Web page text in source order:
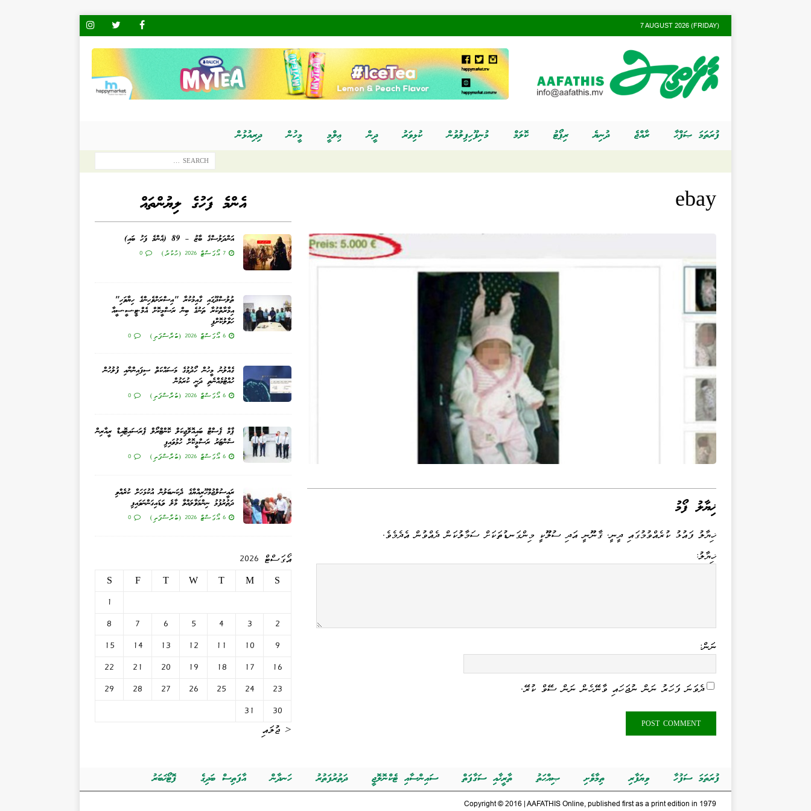
7 AUGUST 2026 (FRIDAY)
ފުރަތަމަ ޞަފްޙާ ރާއްޖެ ދުނިޔެ ރިޕޯޓު ކޮލަމް މުނިފޫހިފިލުވުން ކުޅިވަރު ދީން ޢިލްމީ މީހުން ދިރިއުޅުން
ebay
ޚިޔާލު ފޯމު
ޚިޔާލު ފައުޅު ކުރެއްވުމުގައި ދީނީ، ޤާނޫނީ އަދި ސުލޫކީ މިންގަނޑުތަކަށް ސަމާލުކަން ދެއްވުން އެދެމެވެ.
ޚިޔާލު:
ނަން:
ދެވަނަ ފަހަރު ނަން ނުޖަހައި ވާނޭހެން ނަން ސޭވް ކުރޭ.
އެންމެ ފަހުގެ ލިޔުންތައް
އަންދަލުސްގެ ބާޒު – 89 (އެންމެ ފަހު ބައި)
7 އޯގަސްޓް 2026 (ހުކުރު) 0
ތުލުސްދޫގައި ގާއިމުކުރާ "އިސްރަށްވެހިންގެ ހިޔާވަހި"
އިމާރާތްކުރާ ތަނުގެ ބިން ރަސްމީކޮށް އެމް.ޓީ.ސީ.ސީއާ
ހަވާލުކޮށްފި
6 އޯގަސްޓް 2026 (ބުރާސްފަތި) 0
ގެއްލުނު މީހުން ހޯދުމުގެ މަސައްކަތް ސިފައިންނާއި ފުލުހުން
ހުއްޓުމެއްނެތި ދަނީ ކުރަމުން
6 އޯގަސްޓް 2026 (ބުރާސްފަތި) 0
ޕާމް ޕެސްޓް ބައިއޮލޮޖިކަލް ކޮންޓްރޯލް ޕެރަސައިޓޮއިޑް ރީއާރިން
ސެންޓަރު ރަސްމީކޮށް ހުޅުވައިފި
6 އޯގަސްޓް 2026 (ބުރާސްފަތި) 0
ރައީސުލްޖުމްހޫރިއްޔާގެ ދެކަނބަލުން އުކުޅަހަށް ކުރެއްވި
ދަތުރުފުޅު ނިންމަވާލައްވާ މާލެ ވަޑައިގަންނަވައިފި
6 އޯގަސްޓް 2026 (ބުރާސްފަތި) 0
އޯގަސްޓް 2026
S
M
T
W
T
F
S
1
2
3
4
5
6
7
8
9
10
11
12
13
14
15
16
17
18
19
20
21
22
23
24
25
26
27
28
29
30
31
« ޖުލައި
ފުރަތަމަ ސަފުހާ ވިޔަފާރި ތިމާވެށި ޞިއްޙަތު ތާރީޚާއި ސަގާފަތް ސައިންސާއި ޓެކްނޮލޮޖީ ދަތުރުފަތުރު ހަނދާން އާފަތިސް ބަދިގެ ފޮޓޯޚަބަރު
Copyright © 2016 | AAFATHIS Online, published first as a print edition in 1979